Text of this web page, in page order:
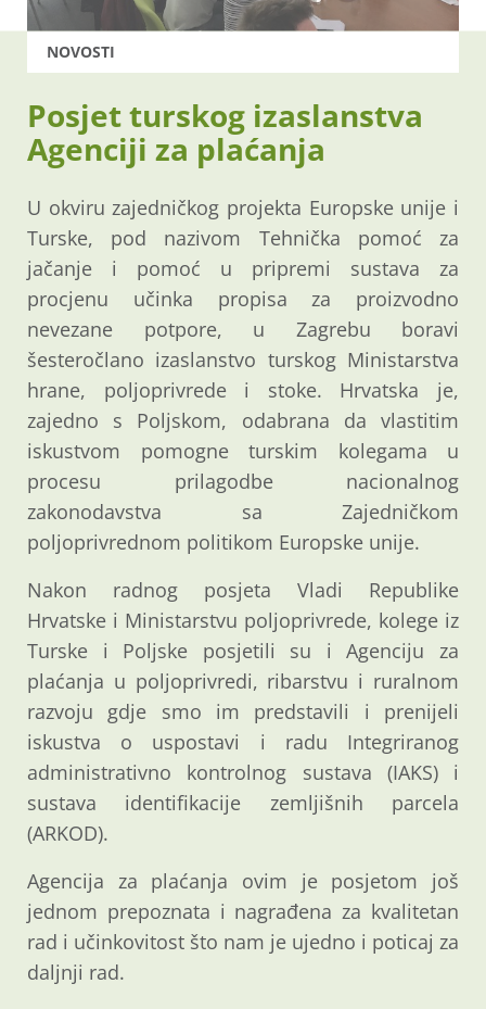
NOVOSTI
Posjet turskog izaslanstva
Agenciji za plaćanja
U okviru zajedničkog projekta Europske unije i
Turske, pod nazivom Tehnička pomoć za
jačanje i pomoć u pripremi sustava za
procjenu učinka propisa za proizvodno
nevezane potpore, u Zagrebu boravi
šesteročlano izaslanstvo turskog Ministarstva
hrane, poljoprivrede i stoke. Hrvatska je,
zajedno s Poljskom, odabrana da vlastitim
iskustvom pomogne turskim kolegama u
procesu prilagodbe nacionalnog
zakonodavstva sa Zajedničkom
poljoprivrednom politikom Europske unije.
Nakon radnog posjeta Vladi Republike
Hrvatske i Ministarstvu poljoprivrede, kolege iz
Turske i Poljske posjetili su i Agenciju za
plaćanja u poljoprivredi, ribarstvu i ruralnom
razvoju gdje smo im predstavili i prenijeli
iskustva o uspostavi i radu Integriranog
administrativno kontrolnog sustava (IAKS) i
sustava identifikacije zemljišnih parcela
(ARKOD).
Agencija za plaćanja ovim je posjetom još
jednom prepoznata i nagrađena za kvalitetan
rad i učinkovitost što nam je ujedno i poticaj za
daljnji rad.